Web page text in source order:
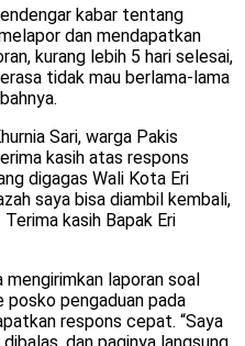
kabar tentang
dan mendapatkan
kurang lebih 5 hari selesai,
tidak mau berlama-lama
Sari, warga Pakis
kasih atas respons
digagas Wali Kota Eri
saya bisa diambil kembali,
kasih Bapak Eri
mengirimkan laporan soal
posko pengaduan pada
respons cepat. “Saya